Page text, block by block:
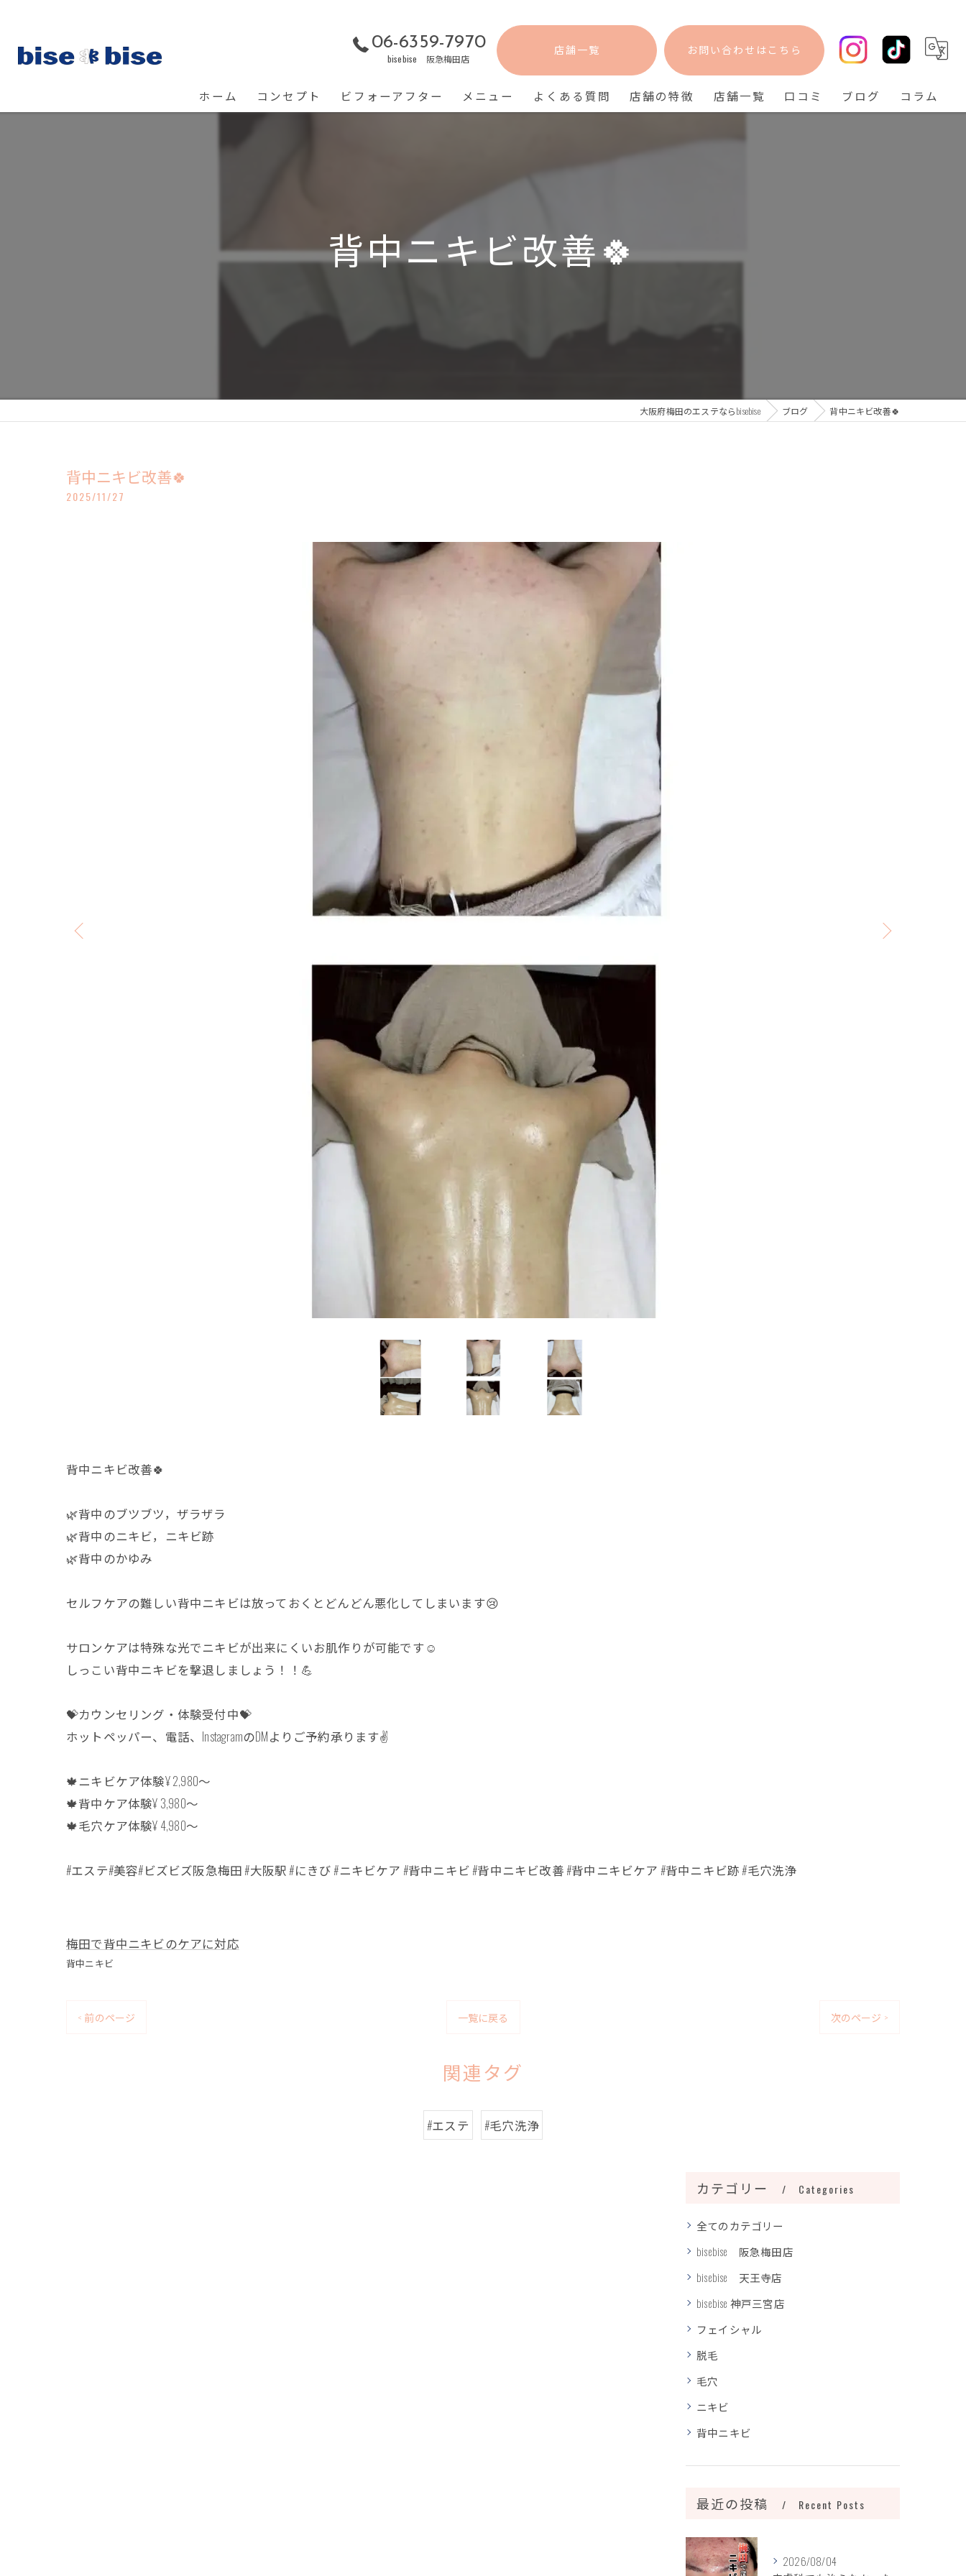
06-6359-7970
bisebise 阪急梅田店
店舗一覧 お問い合わせはこちら
ホーム コンセプト ビフォーアフター メニュー よくある質問 店舗の特徴 店舗一覧
bisebise 阪急梅田店
口コミ ブログ コラム
背中ニキビ改善🍀
大阪府梅田のエステならbisebise ブログ 背中ニキビ改善🍀
背中ニキビ改善🍀
2025/11/27
背中ニキビ改善🍀
🌿背中のブツブツ，ザラザラ
🌿背中のニキビ，ニキビ跡
🌿背中のかゆみ
セルフケアの難しい背中ニキビは放っておくとどんどん悪化してしまいます😢
サロンケアは特殊な光でニキビが出来にくいお肌作りが可能です☺️
しっこい背中ニキビを撃退しましょう！！💪
💝カウンセリング・体験受付中💝
ホットペッパー、電話、InstagramのDMよりご予約承ります✌️
🍁ニキビケア体験¥ 2,980～
🍁背中ケア体験¥ 3,980～
🍁毛穴ケア体験¥ 4,980～
#エステ#美容#ビズビズ阪急梅田 #大阪駅 #にきび #ニキビケア #背中ニキビ #背中ニキビ改善 #背中ニキビケア #背中ニキビ跡 #毛穴洗浄
梅田で背中ニキビのケアに対応
背中ニキビ
< 前のページ 一覧に戻る 次のページ >
関連タグ
#エステ #毛穴洗浄
カテゴリー Categories
全てのカテゴリー
bisebise 阪急梅田店
bisebise 天王寺店
bisebise 神戸三宮店
フェイシャル
脱毛
毛穴
ニキビ
背中ニキビ
最近の投稿 Recent Posts
2026/08/04